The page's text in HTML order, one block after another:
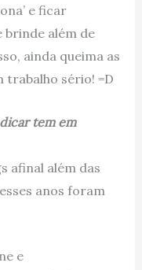
e ficar
brinde além de
ainda queima as
trabalho sério! =D
tem em
afinal além das
anos foram
e